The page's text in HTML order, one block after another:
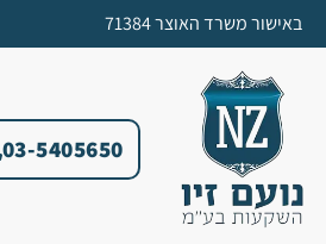
באישור משרד האוצר 71384​
03-5405650